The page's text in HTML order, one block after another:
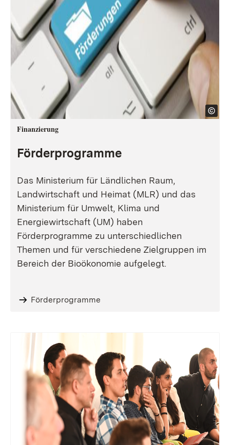
Finanzierung
Förderprogramme
Das Ministerium für Ländlichen Raum,
Landwirtschaft und Heimat (MLR) und das
Ministerium für Umwelt, Klima und
Energiewirtschaft (UM) haben
Förderprogramme zu unterschiedlichen
Themen und für verschiedene Zielgruppen im
Bereich der Bioökonomie aufgelegt.
Förderprogramme